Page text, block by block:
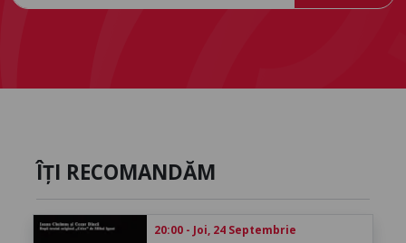
ÎȚI RECOMANDĂM
20:00 - Joi, 24 Septembrie